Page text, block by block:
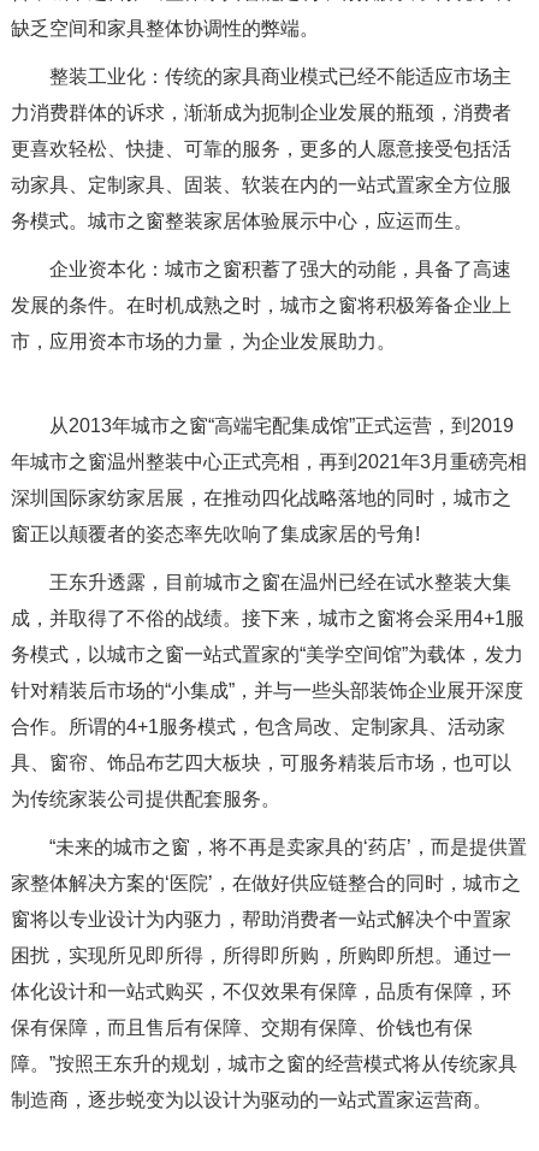
缺乏空间和家具整体协调性的弊端。
整装工业化：传统的家具商业模式已经不能适应市场主
力消费群体的诉求，渐渐成为扼制企业发展的瓶颈，消费者
更喜欢轻松、快捷、可靠的服务，更多的人愿意接受包括活
动家具、定制家具、固装、软装在内的一站式置家全方位服
务模式。城市之窗整装家居体验展示中心，应运而生。
企业资本化：城市之窗积蓄了强大的动能，具备了高速
发展的条件。在时机成熟之时，城市之窗将积极筹备企业上
市，应用资本市场的力量，为企业发展助力。
从2013年城市之窗“高端宅配集成馆”正式运营，到2019
年城市之窗温州整装中心正式亮相，再到2021年3月重磅亮相
深圳国际家纺家居展，在推动四化战略落地的同时，城市之
窗正以颠覆者的姿态率先吹响了集成家居的号角!
王东升透露，目前城市之窗在温州已经在试水整装大集
成，并取得了不俗的战绩。接下来，城市之窗将会采用4+1服
务模式，以城市之窗一站式置家的“美学空间馆”为载体，发力
针对精装后市场的“小集成”，并与一些头部装饰企业展开深度
合作。所谓的4+1服务模式，包含局改、定制家具、活动家
具、窗帘、饰品布艺四大板块，可服务精装后市场，也可以
为传统家装公司提供配套服务。
“未来的城市之窗，将不再是卖家具的‘药店’，而是提供置
家整体解决方案的‘医院’，在做好供应链整合的同时，城市之
窗将以专业设计为内驱力，帮助消费者一站式解决个中置家
困扰，实现所见即所得，所得即所购，所购即所想。通过一
体化设计和一站式购买，不仅效果有保障，品质有保障，环
保有保障，而且售后有保障、交期有保障、价钱也有保
障。”按照王东升的规划，城市之窗的经营模式将从传统家具
制造商，逐步蜕变为以设计为驱动的一站式置家运营商。